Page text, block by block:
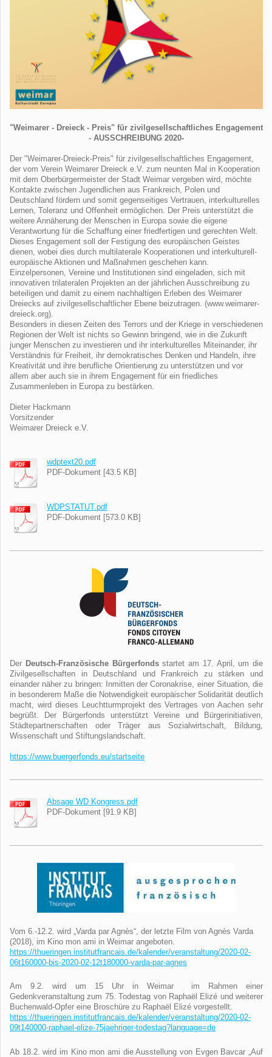
"Weimarer - Dreieck - Preis" für zivilgesellschaftliches Engagement
- AUSSCHREIBUNG 2020-
Der "Weimarer-Dreieck-Preis" für zivilgesellschaftliches Engagement,
der vom Verein Weimarer Dreieck e.V. zum neunten Mal in Kooperation
mit dem Oberbürgermeister der Stadt Weimar vergeben wird, möchte
Kontakte zwischen Jugendlichen aus Frankreich, Polen und
Deutschland fördern und somit gegenseitiges Vertrauen, interkulturelles
Lernen, Toleranz und Offenheit ermöglichen. Der Preis unterstützt die
weitere Annäherung der Menschen in Europa sowie die eigene
Verantwortung für die Schaffung einer friedfertigen und gerechten Welt.
Dieses Engagement soll der Festigung des europäischen Geistes
dienen, wobei dies durch multilaterale Kooperationen und interkulturell-
europäische Aktionen und Maßnahmen geschehen kann.
Einzelpersonen, Vereine und Institutionen sind eingeladen, sich mit
innovativen trilateralen Projekten an der jährlichen Ausschreibung zu
beteiligen und damit zu einem nachhaltigen Erleben des Weimarer
Dreiecks auf zivilgesellschaftlicher Ebene beizutragen. (www.weimarer-
dreieck.org).
Besonders in diesen Zeiten des Terrors und der Kriege in verschiedenen
Regionen der Welt ist nichts so Gewinn bringend, wie in die Zukunft
junger Menschen zu investieren und ihr interkulturelles Miteinander, ihr
Verständnis für Freiheit, ihr demokratisches Denken und Handeln, ihre
Kreativität und ihre berufliche Orientierung zu unterstützen und vor
allem aber auch sie in ihrem Engagement für ein friedliches
Zusammenleben in Europa zu bestärken.
Dieter Hackmann
Vorsitzender
Weimarer Dreieck e.V.
wdptext20.pdf
PDF-Dokument [43.5 KB]
WDPSTATUT.pdf
PDF-Dokument [573.0 KB]
Der Deutsch-Französische Bürgerfondsstartet am 17. April, um die
Zivilgesellschaften in Deutschland und Frankreich zu stärken und
einander näher zu bringen: Inmitten der Coronakrise, einer Situation, die
in besonderem Maße die Notwendigkeit europäischer Solidarität deutlich
macht, wird dieses Leuchtturmprojekt des Vertrages von Aachen sehr
begrüßt. Der Bürgerfonds unterstützt Vereine und Bürgerinitiativen,
Städtepartnerschaften oder Träger aus Sozialwirtschaft, Bildung,
Wissenschaft und Stiftungslandschaft.
https://www.buergerfonds.eu/startseite
Absage WD Kongress.pdf
PDF-Dokument [91.9 KB]
Vom 6.-12.2. wird „Varda par Agnès“, der letzte Film von Agnès Varda
(2018), im Kino mon ami in Weimar angeboten.
https://thueringen. institutfrancais.de/kalender/veranstaltung/2020-02-
06t160000-bis-2020-02-12t180000-varda-par-agnes
Am 9.2. wird um 15 Uhr in Weimar im Rahmen einer
Gedenkveranstaltung zum 75. Todestag von Raphaël Elizé und weiterer
Buchenwald-Opfer eine Broschüre zu Raphaël Elizé vorgestellt.
https://thueringen.institutfrancais.de/kalender/veranstaltung/2020-02-
09t140000-raphael-elize-75jaehriger-todestag?language=de
Ab 18.2. wird im Kino mon ami die Ausstellung von Evgen Bavcar „Auf